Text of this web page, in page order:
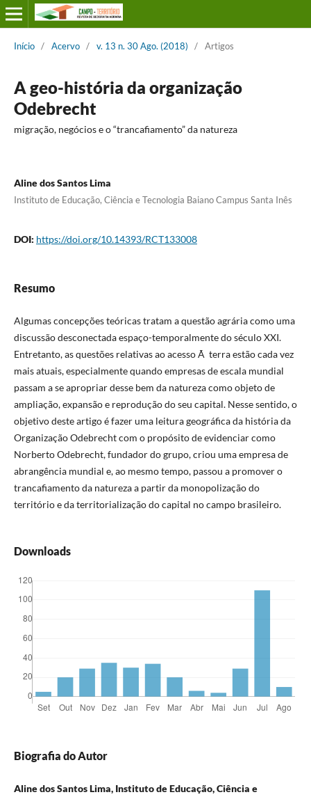
Início / Acervo / v. 13 n. 30 Ago. (2018) / Artigos
A geo-história da organização
Odebrecht
migração, negócios e o “trancafiamento” da natureza
Aline dos Santos Lima
Instituto de Educação, Ciência e Tecnologia Baiano Campus Santa Inês
DOI: https://doi.org/10.14393/RCT133008
Resumo
Algumas concepções teóricas tratam a questão agrária como uma
discussão desconectada espaço-temporalmente do século XXI.
Entretanto, as questões relativas ao acesso Ã terra estão cada vez
mais atuais, especialmente quando empresas de escala mundial
passam a se apropriar desse bem da natureza como objeto de
ampliação, expansão e reprodução do seu capital. Nesse sentido, o
objetivo deste artigo é fazer uma leitura geográfica da história da
Organização Odebrecht com o propósito de evidenciar como
Norberto Odebrecht, fundador do grupo, criou uma empresa de
abrangência mundial e, ao mesmo tempo, passou a promover o
trancafiamento da natureza a partir da monopolização do
território e da territorialização do capital no campo brasileiro.
Downloads
Biografia do Autor
Aline dos Santos Lima, Instituto de Educação, Ciência e